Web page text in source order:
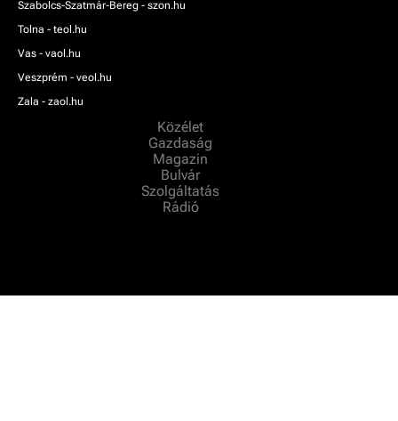
Szabolcs-Szatmár-Bereg - szon.hu
Tolna - teol.hu
Vas - vaol.hu
Veszprém - veol.hu
Zala - zaol.hu
Közélet
Gazdaság
Magazin
Bulvár
Szolgáltatás
Rádió